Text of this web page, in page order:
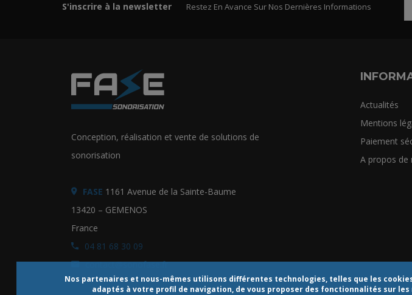
Nos partenaires et nous-mêmes utilisons différentes technologies, telles que les
adaptés à votre profil de navigation, de vous proposer des fonctionnalités sur
S'inscrire à la newsletter Restez En Avance Sur Nos Dernières Informations
Conception, réalisation et vente de solutions de
sonorisation
FASE 1161 Avenue de la Sainte-Baume
13420 – GEMENOS
France
04 81 68 30 09
contact@sonofase.fr
Actualités
Mentions
Paiement
A propos de